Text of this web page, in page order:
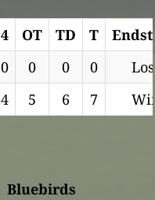
4 OT TD T
0 0 0 0
4 5 6 7
Bluebirds